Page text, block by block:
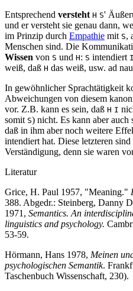
Entsprechend versteht H S'
und er versteht sie genau dann,
im Prinzip durch Empathie mit S,
Menschen sind. Die
Wissen von S und H: S intendiert I
weiß, daß H das weiß, usw. ad
In gewöhnlicher Sprachtätigkeit
Abweichungen von diesem
vor. Z.B. kann es sein, daß H I
somit S) nicht. Es kann aber auch
daß in ihm aber noch weitere
intendiert hat. Diese letzteren
Verständigung, denn sie waren
Literatur
Grice, H. Paul 1957, "Meaning."
388. Abgedr.: Steinberg, Danny
1971, Semantics. An
linguistics and psychology.
53-59.
Hörmann, Hans 1978, Meinen
psychologischen Semantik.
Taschenbuch Wissenschaft, 230).